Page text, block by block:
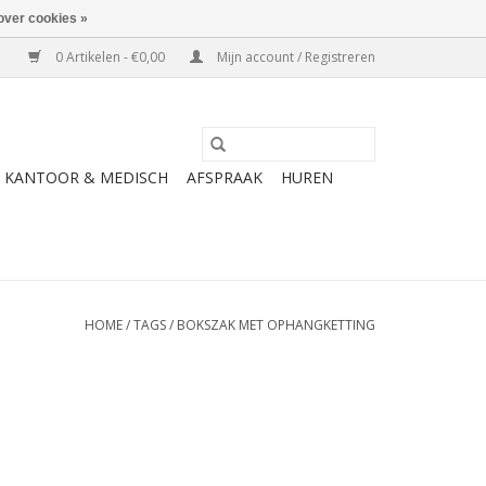
0 Artikelen - €0,00 Mijn account / Registreren
KANTOOR & MEDISCH AFSPRAAK HUREN
HOME/TAGS/ BOKSZAK MET OPHANGKETTING
cookies »